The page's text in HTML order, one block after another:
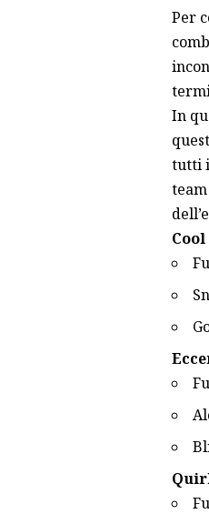
Per
In
tutti